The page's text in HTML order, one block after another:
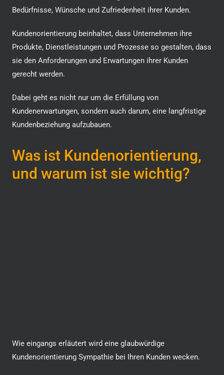
Bedürfnisse, Wünsche und Zufriedenheit ihrer Kunden.
Kundenorientierung beinhaltet, dass Unternehmen ihre
Produkte, Dienstleistungen und Prozesse so gestalten, dass
sie den Anforderungen und Erwartungen ihrer Kunden
gerecht werden.
Dabei geht es nicht nur um die Erfüllung von
Kundenerwartungen, sondern auch darum, eine langfristige
Kundenbeziehung aufzubauen.
Was ist Kundenorientierung,
und warum ist sie wichtig?
Wie eingangs erläutert wird eine glaubwürdige
Kundenorientierung Sympathie bei Ihren Kunden wecken.